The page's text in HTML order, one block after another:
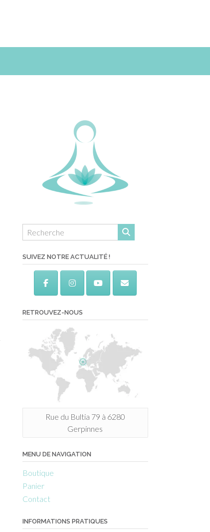
SUIVEZ NOTRE ACTUALITÉ !
RETROUVEZ-NOUS
Rue du Bultia 79 à 6280
Gerpinnes
MENU DE NAVIGATION
Boutique
Panier
Contact
INFORMATIONS PRATIQUES